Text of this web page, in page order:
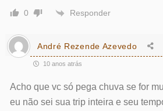
0 Responder
André Rezende Azevedo
10 anos atrás
Acho que vc só pega chuva se for
eu não sei sua trip inteira e seu